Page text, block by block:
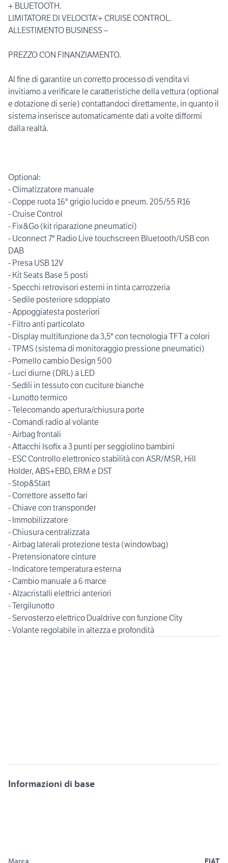
+ BLUETOOTH.
LIMITATORE DI VELOCITA'+ CRUISE CONTROL.
ALLESTIMENTO BUSINESS –
PREZZO CON FINANZIAMENTO.
Al fine di garantire un corretto processo di vendita vi
invitiamo a verificare le caratteristiche della vettura (optional
e dotazione di serie) contattandoci direttamente, in quanto il
sistema inserisce automaticamente dati a volte difformi
dalla realtà.
Optional:
- Climatizzatore manuale
- Coppe ruota 16" grigio lucido e pneum. 205/55 R16
- Cruise Control
- Fix&Go (kit riparazione pneumatici)
- Uconnect 7" Radio Live touchscreen Bluetooth/USB con
DAB
- Presa USB 12V
- Kit Seats Base 5 posti
- Specchi retrovisori esterni in tinta carrozzeria
- Sedile posteriore sdoppiato
- Appoggiatesta posteriori
- Filtro anti particolato
- Display multifunzione da 3,5" con tecnologia TFT a colori
- TPMS (sistema di monitoraggio pressione pneumatici)
- Pomello cambio Design 500
- Luci diurne (DRL) a LED
- Sedili in tessuto con cuciture bianche
- Lunotto termico
- Telecomando apertura/chiusura porte
- Comandi radio al volante
- Airbag frontali
- Attacchi Isofix a 3 punti per seggiolino bambini
- ESC Controllo elettronico stabilità con ASR/MSR, Hill
Holder, ABS+EBD, ERM e DST
- Stop&Start
- Correttore assetto fari
- Chiave con transponder
- Immobilizzatore
- Chiusura centralizzata
- Airbag laterali protezione testa (windowbag)
- Pretensionatore cinture
- Indicatore temperatura esterna
- Cambio manuale a 6 marce
- Alzacristalli elettrici anteriori
- Tergilunotto
- Servosterzo elettrico Dualdrive con funzione City
- Volante regolabile in altezza e profondità
Informazioni di base
Marca FIAT